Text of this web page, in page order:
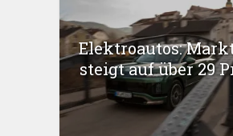
Elektroautos:
steigt auf über 29